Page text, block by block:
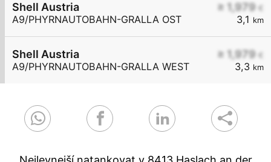
≥ 1,979 €
3,1 km
Shell Austria
A9/PHYRNAUTOBAHN-GRALLA OST
≥ 1,979 €
3,3 km
Shell Austria
A9/PHYRNAUTOBAHN-GRALLA WEST